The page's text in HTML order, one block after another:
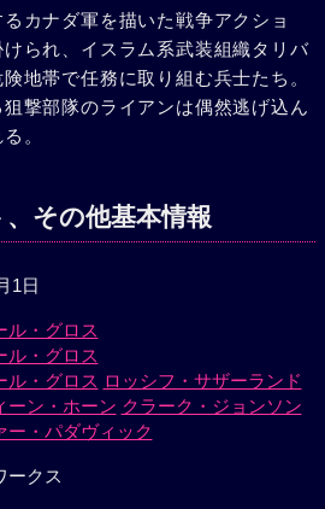
カナダ軍を描いた戦争アクショ
られ、イスラム系武装組織タリバ
地帯で任務に取り組む兵士たち。
撃部隊のライアンは偶然逃げ込ん
。
その他基本情報
1日
ル・グロス
ル・グロス
ル・グロス ロッシフ・サザーランド
ーン・ホーン クラーク・ジョンソン
ー・パダヴィック
ークス